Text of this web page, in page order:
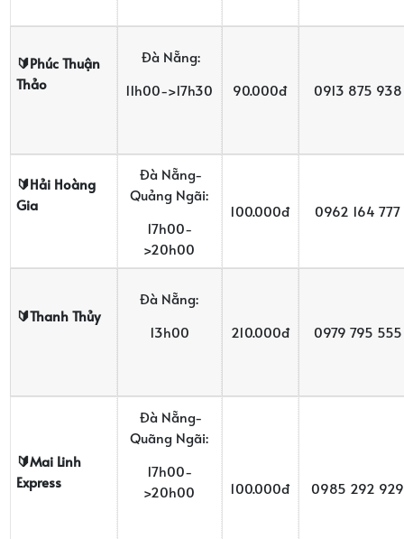
🔰Phúc Thuận
Thảo
Đà Nẵng:
11h00->17h30
90.000đ 0913 875 938
🔰Hải Hoàng
Gia
Đà Nẵng-
Quảng Ngãi:
17h00-
>20h00
100.000đ 0962 164 777
🔰Thanh Thủy
Đà Nẵng:
13h00
210.000đ 0979 795 555
🔰Mai Linh
Express
Đà Nẵng-
Quãng Ngãi:
17h00-
>20h00
100.000đ 0985 292 929